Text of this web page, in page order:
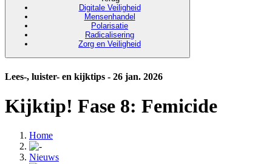
Digitale Veiligheid
Mensenhandel
Polarisatie
Radicalisering
Zorg en Veiligheid
Lees-, luister- en kijktips - 26 jan. 2026
Kijktip! Fase 8: Femicide
Home
Nieuws